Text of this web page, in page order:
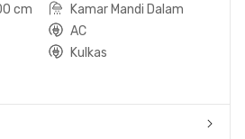
cm
Kamar Mandi Dalam
AC
Kulkas